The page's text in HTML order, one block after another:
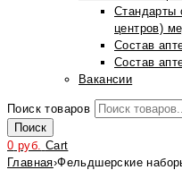
Стандарты
центров)
Состав
Состав
Вакансии
Поиск товаров
Поиск
0 руб. Cart
Главная›Фельдшерские